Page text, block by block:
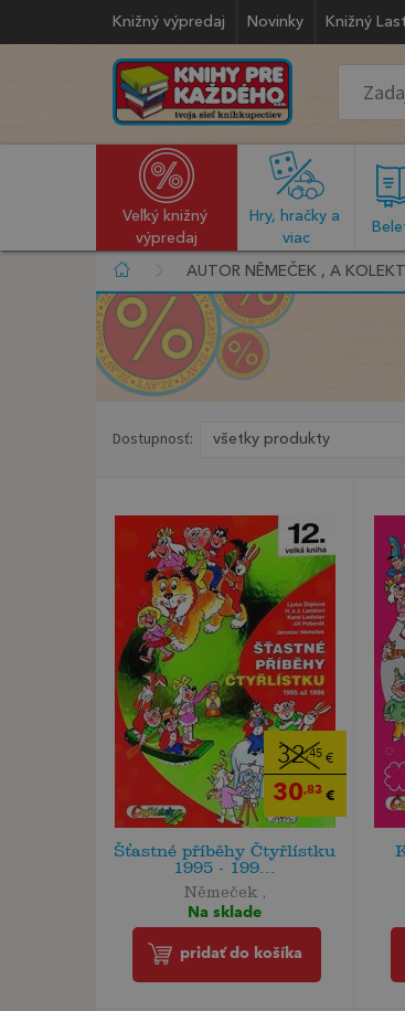
Knižný výpredaj Novinky Knižný
Veľký knižný
výpredaj
Hry, hračky a
viac
AUTOR NĚMEČEK , A
Dostupnosť:
32,45 €
30,83 €
Šťastné příběhy Čtyřlístku
1995 - 199...
Němeček ,
Na sklade
pridať do košíka